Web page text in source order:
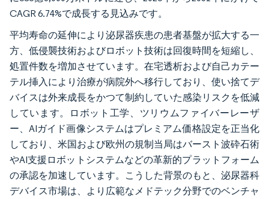
CAGR 6.74%で成長する見込みです。
平均寿命の延伸により泌尿器疾患の患者基盤が拡大する一
方、低侵襲技術およびロボット技術は回復時間を短縮し、
処置件数を増加させています。在宅透析および自己カテー
テル挿入により治療が病院外へ移行しており、使い捨てデ
バイスは外来成長をかつて制約していた感染リスクを低減
しています。ロボット工学、ツリウムファイバーレーザ
ー、AIガイド画像システムはプレミアム価格設定を正当化
しており、米国および欧州の規制当局はバースト波砕石術
やAI支援ロボットシステムなどの革新的プラットフォーム
の承認を加速しています。こうした背景のもと、泌尿器科
デバイス市場は、より広範なメドテック分野でのベンチャ